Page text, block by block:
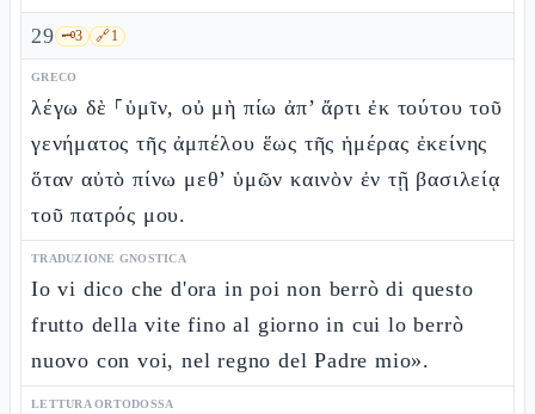
29 🗝️3 🔗1
GRECO
λέγω δὲ ⸀ὑμῖν, οὐ μὴ πίω ἀπ’ ἄρτι ἐκ τούτου τοῦ
γενήματος τῆς ἀμπέλου ἕως τῆς ἡμέρας ἐκείνης
ὅταν αὐτὸ πίνω μεθ’ ὑμῶν καινὸν ἐν τῇ βασιλείᾳ
τοῦ πατρός μου.
TRADUZIONE GNOSTICA
Io vi dico che d'ora in poi non berrò di questo
frutto della vite fino al giorno in cui lo berrò
nuovo con voi, nel regno del Padre mio».
LETTURA ORTODOSSA